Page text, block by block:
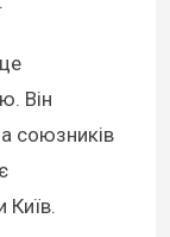
Він
союзників
Київ.